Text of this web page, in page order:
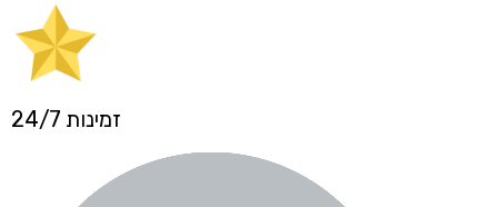
זמינות 24/7